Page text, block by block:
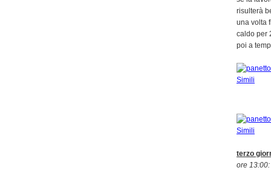
risulterà
una volta
caldo per
poi a
terzo
ore 13:00: